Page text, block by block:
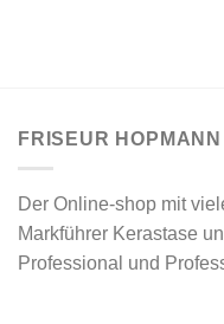
FRISEUR HOPMANN
Der Online-shop mit
Markführer Kerastase
Professional und